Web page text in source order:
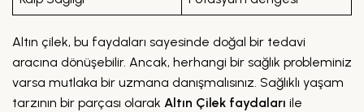
Altın çilek, bu faydaları sayesinde doğal bir tedavi
aracına dönüşebilir. Ancak, herhangi bir sağlık probleminiz
varsa mutlaka bir uzmana danışmalısınız. Sağlıklı yaşam
tarzının bir parçası olarak Altın Çilek faydaları ile